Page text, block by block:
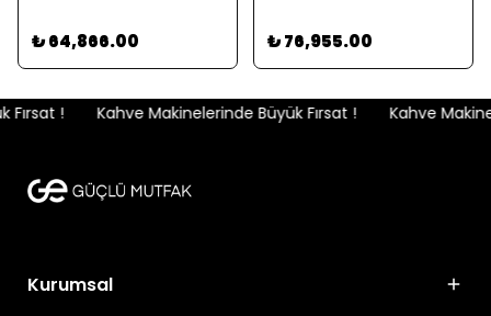
₺ 64,866.00 ₺ 76,955.00
! Kahve Makinelerinde Büyük Fırsat ! Kahve
Kurumsal